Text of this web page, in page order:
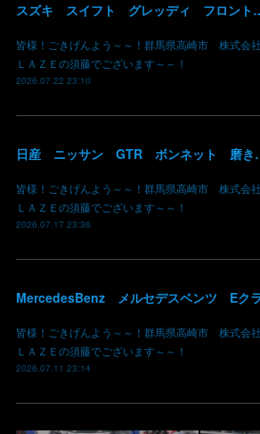
スズキ スイフト グレッディ フロントリ
皆様！ごきげんよう～～！群馬県高崎市 株式会
ＬＡＺＥの須藤でございます～～！
2026.07.22 23:10
日産 ニッサン
皆様！ごきげんよう～～！群馬県高崎市 株式会
ＬＡＺＥの須藤でございます～～！
2026.07.17 23:36
皆様！ごきげんよう～～！群馬県高崎市 株式会
ＬＡＺＥの須藤でございます～～！
2026.07.11 23:14